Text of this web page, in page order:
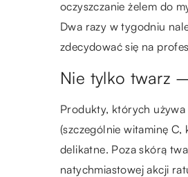
oczyszczanie żelem do
Dwa razy w tygodniu
zdecydować się na
Nie tylko twarz
Produkty, których używa
(szczególnie witaminę
delikatne. Poza skórą
natychmiastowej akcji